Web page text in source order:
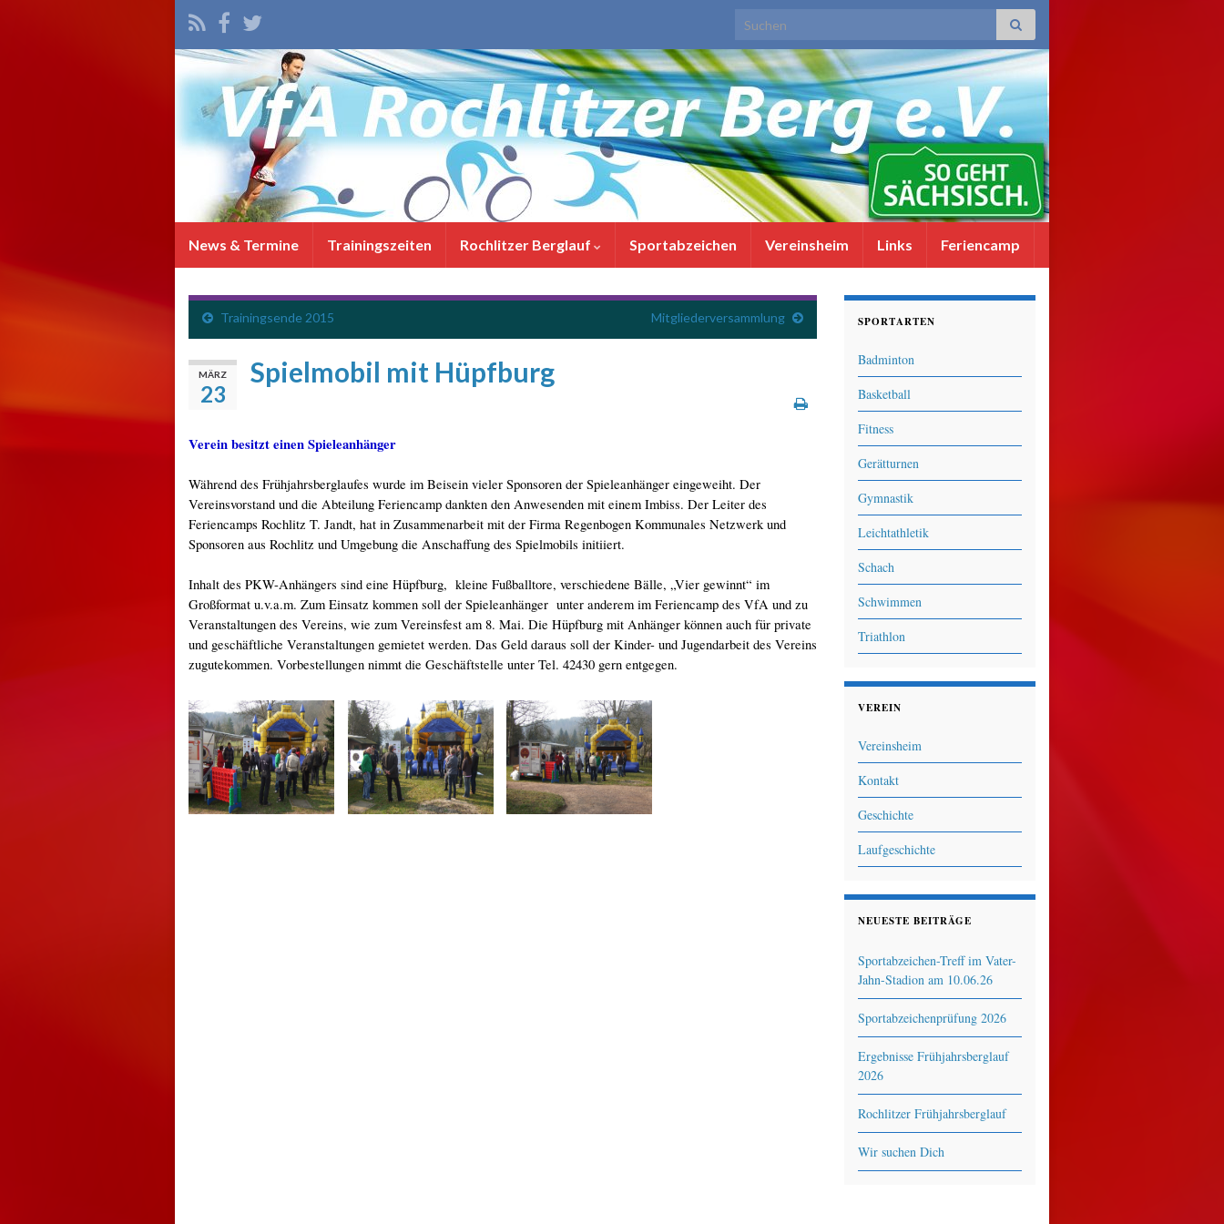
Search for:
News & Termine Trainingszeiten Rochlitzer Berglauf Sportabzeichen Vereinsheim Links Feriencamp
Trainingsende 2015 Mitgliederversammlung
MÄRZ
23
Spielmobil mit Hüpfburg
Verein besitzt einen Spieleanhänger
Während des Frühjahrsberglaufes wurde im Beisein vieler Sponsoren der Spieleanhänger eingeweiht. Der
Vereinsvorstand und die Abteilung Feriencamp dankten den Anwesenden mit einem Imbiss. Der Leiter des
Feriencamps Rochlitz T. Jandt, hat in Zusammenarbeit mit der Firma Regenbogen Kommunales Netzwerk und
Sponsoren aus Rochlitz und Umgebung die Anschaffung des Spielmobils initiiert.
Inhalt des PKW-Anhängers sind eine Hüpfburg, kleine Fußballtore, verschiedene Bälle, „Vier gewinnt“ im
Großformat u.v.a.m. Zum Einsatz kommen soll der Spieleanhänger unter anderem im Feriencamp des VfA und zu
Veranstaltungen des Vereins, wie zum Vereinsfest am 8. Mai. Die Hüpfburg mit Anhänger können auch für private
und geschäftliche Veranstaltungen gemietet werden. Das Geld daraus soll der Kinder- und Jugendarbeit des Vereins
zugutekommen. Vorbestellungen nimmt die Geschäftstelle unter Tel. 42430 gern entgegen.
SPORTARTEN
Badminton
Basketball
Fitness
Gerätturnen
Gymnastik
Leichtathletik
Schach
Schwimmen
Triathlon
VEREIN
Vereinsheim
Kontakt
Geschichte
Laufgeschichte
NEUESTE BEITRÄGE
Sportabzeichen-Treff im Vater-
Jahn-Stadion am 10.06.26
Sportabzeichenprüfung 2026
Ergebnisse Frühjahrsberglauf
2026
Rochlitzer Frühjahrsberglauf
Wir suchen Dich